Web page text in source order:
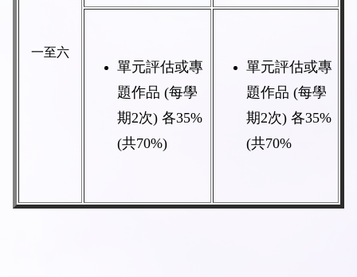
一至六
單元評估或專
題作品 (每學
期2次) 各35%
(共70%)
單元評估或專
題作品 (每學
期2次) 各35%
(共70%